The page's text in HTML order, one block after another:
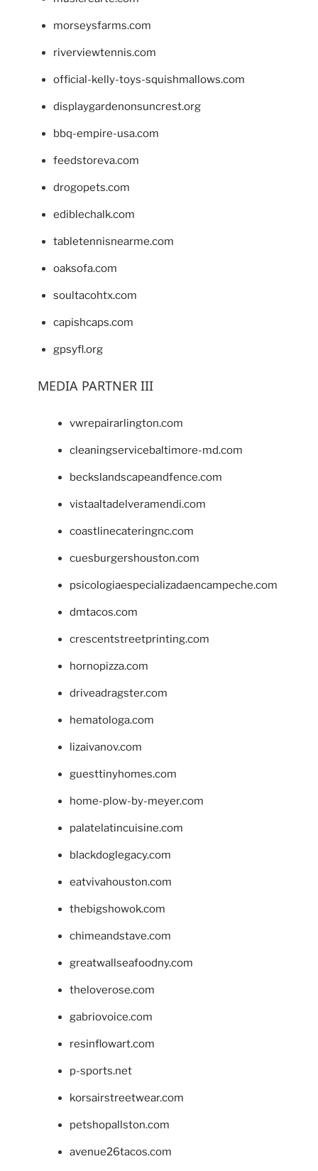
morseysfarms.com
riverviewtennis.com
official-kelly-toys-squishmallows.com
displaygardenonsuncrest.org
bbq-empire-usa.com
feedstoreva.com
drogopets.com
ediblechalk.com
tabletennisnearme.com
oaksofa.com
soultacohtx.com
capishcaps.com
gpsyfl.org
MEDIA PARTNER III
vwrepairarlington.com
cleaningservicebaltimore-md.com
beckslandscapeandfence.com
vistaaltadelveramendi.com
coastlinecateringnc.com
cuesburgershouston.com
psicologiaespecializadaencampeche.com
dmtacos.com
crescentstreetprinting.com
hornopizza.com
driveadragster.com
hematologa.com
lizaivanov.com
guesttinyhomes.com
home-plow-by-meyer.com
palatelatincuisine.com
blackdoglegacy.com
eatvivahouston.com
thebigshowok.com
chimeandstave.com
greatwallseafoodny.com
theloverose.com
gabriovoice.com
resinflowart.com
p-sports.net
korsairstreetwear.com
petshopallston.com
avenue26tacos.com